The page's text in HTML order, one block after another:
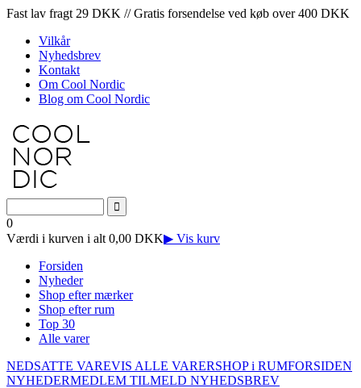
Fast lav fragt 29 DKK // Gratis forsendelse ved køb over 400 DKK
Vilkår
Nyhedsbrev
Kontakt
Om Cool Nordic
Blog om Cool Nordic
0
Værdi i kurven i alt 0,00 DKK▶ Vis kurv
Forsiden
Nyheder
Shop efter mærker
Shop efter rum
Top 30
Alle varer
NEDSATTE VAREVIS ALLE VARERSHOP i RUMFORSIDEN
NYHEDERMEDLEM TILMELD NYHEDSBREV